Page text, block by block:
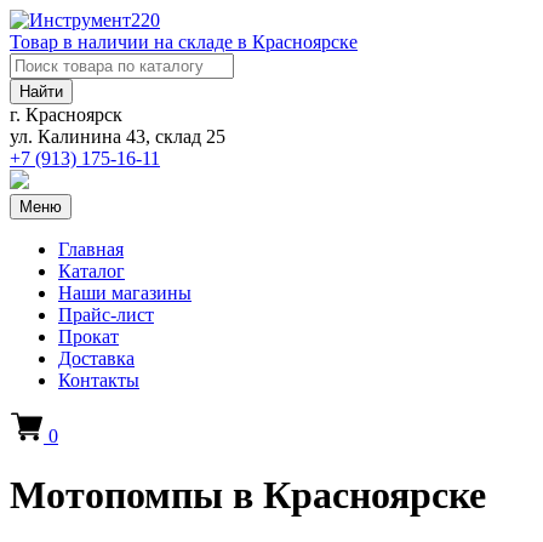
Товар в наличии на складе в Красноярске
Найти
г. Красноярск
ул. Калинина 43, склад 25
+7 (913) 175-16-11
Меню
Главная
Каталог
Наши магазины
Прайс-лист
Прокат
Доставка
Контакты
0
Мотопомпы в Красноярске